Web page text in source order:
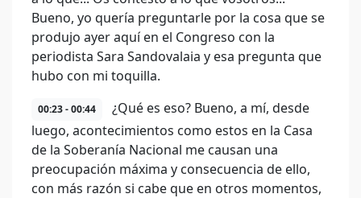
Bueno, yo quería preguntarle por la cosa que se
produjo ayer aquí en el Congreso con la
periodista Sara Sandovalaia y esa pregunta que
hubo con mi toquilla.
00:23 - 00:44
¿Qué es eso? Bueno, a mí, desde
luego, acontecimientos como estos en la Casa
de la Soberanía Nacional me causan una
preocupación máxima y consecuencia de ello,
con más razón si cabe que en otros momentos,